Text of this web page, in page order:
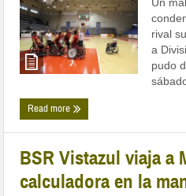
Un
rival
a
pudo
Read more
BSR Vistazul viaja a
calculadora en la